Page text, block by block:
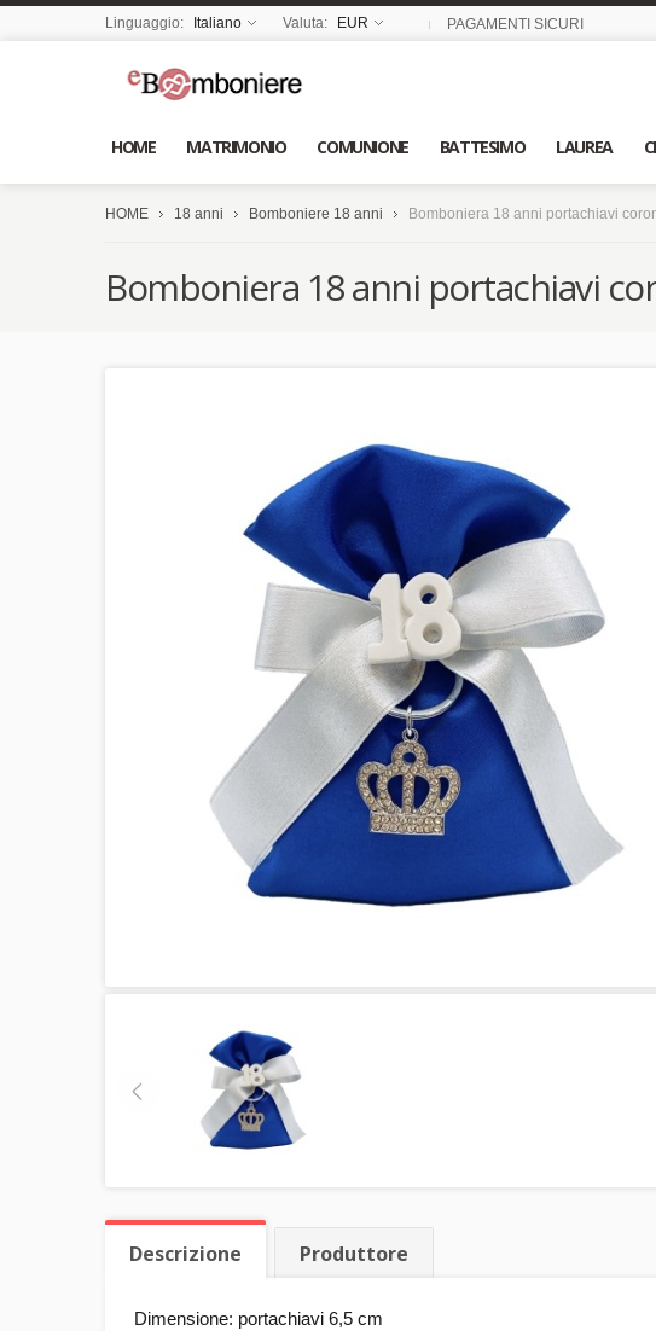
Linguaggio: Italiano Valuta: EUR PAGAMENTI SICURI
HOME MATRIMONIO COMUNIONE BATTESIMO LAUREA
HOME 18 anni Bomboniere 18 anni Bomboniera 18 anni portachiavi
Bomboniera 18 anni portachiavi
Descrizione Produttore
Dimensione: portachiavi 6,5 cm